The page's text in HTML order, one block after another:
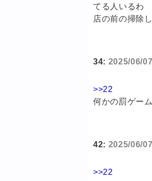
てる人いるわ
店の前の掃除
34: 2025/06/
>>22
何かの罰ゲー
42: 2025/06/
>>22